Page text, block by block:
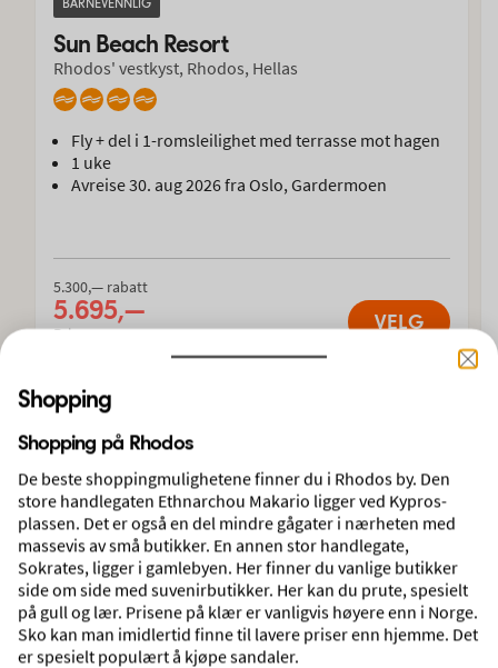
BARNEVENNLIG
Sun Beach Resort
Rhodos' vestkyst, Rhodos, Hellas
Fly + del i 1-romsleilighet med terrasse mot hagen
1 uke
Avreise 30. aug 2026 fra Oslo, Gardermoen
5.300,— rabatt
5.695,—
Pris pr. person VELG
Reiseforslag med rutefly
Om du velger en pakkereise med rutefly kan
du selv velge vilken dag du vil reise og hvor
lenge du vil være borte.
Shopping
Shopping på Rhodos
De beste shoppingmulighetene finner du i Rhodos by. Den
store handlegaten Ethnarchou Makario ligger ved Kypros-
plassen. Det er også en del mindre gågater i nærheten med
massevis av små butikker. En annen stor handlegate,
Sokrates, ligger i gamlebyen. Her finner du vanlige butikker
side om side med suvenirbutikker. Her kan du prute, spesielt
på gull og lær. Prisene på klær er vanligvis høyere enn i Norge.
Sko kan man imidlertid finne til lavere priser enn hjemme. Det
er spesielt populært å kjøpe sandaler.